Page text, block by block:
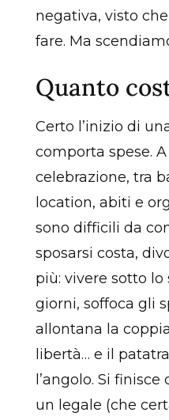
negativa, visto
fare. Ma
Quanto
Certo l’inizio di
comporta spese.
celebrazione, tra
location, abiti e
sono difficili da
sposarsi costa,
più: vivere sotto
giorni, soffoca gli
allontana la
libertà… e il
l’angolo. Si
un legale (che